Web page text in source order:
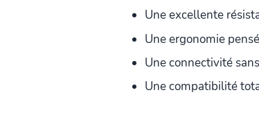
Une excellente
Une ergonomie
Une connectivité
Une compatibilité